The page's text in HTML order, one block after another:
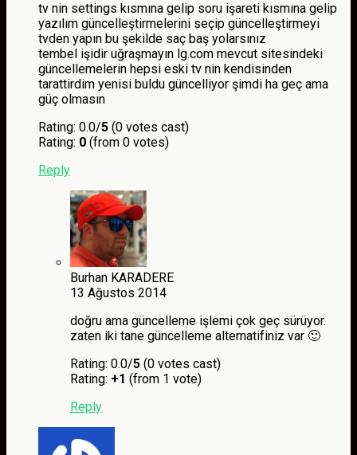
tv nin settings kısmına gelip soru işareti kısmına gelip
yazılım güncelleştirmelerini seçip güncelleştirmeyi
tvden yapın bu şekilde saç baş yolarsınız
tembel işidir uğraşmayın lg.com mevcut sitesindeki
güncellemelerin hepsi eski tv nin kendisinden
tarattirdim yenisi buldu güncelliyor şimdi ha geç ama
güç olmasın
Rating: 0.0/5 (0 votes cast)
Rating: 0 (from 0 votes)
Reply
Burhan KARADERE
13 Ağustos 2014
doğru ama güncelleme işlemi çok geç sürüyor.
zaten iki tane güncelleme alternatifiniz var 🙂
Rating: 0.0/5 (0 votes cast)
Rating: +1 (from 1 vote)
Reply